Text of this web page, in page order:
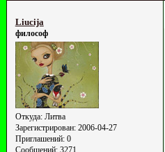
Liucija
философ
Откуда:Литва
Зарегистрирован: 2006-04-27
Приглашений:0